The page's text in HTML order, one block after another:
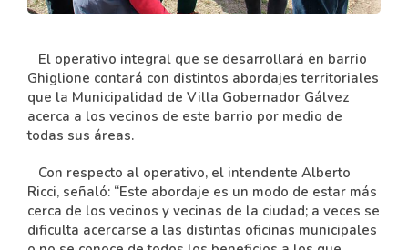
El operativo integral que se desarrollará en barrio
Ghiglione contará con distintos abordajes territoriales
que la Municipalidad de Villa Gobernador Gálvez
acerca a los vecinos de este barrio por medio de
todas sus áreas.
Con respecto al operativo, el intendente Alberto
Ricci, señaló: “Este abordaje es un modo de estar más
cerca de los vecinos y vecinas de la ciudad; a veces se
dificulta acercarse a las distintas oficinas municipales